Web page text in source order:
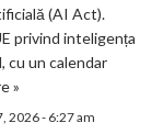
(AI Act).
privind inteligența
cu un calendar
»
2026 - 6:27 am